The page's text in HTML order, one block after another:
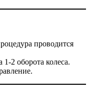
проводится
2 оборота колеса.